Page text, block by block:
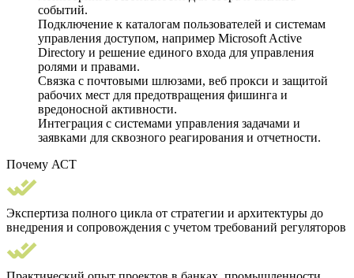
событий.
Подключение к каталогам пользователей и системам
управления доступом, например Microsoft Active
Directory и решение единого входа для управления
ролями и правами.
Связка с почтовыми шлюзами, веб прокси и защитой
рабочих мест для предотвращения фишинга и
вредоносной активности.
Интеграция с системами управления задачами и
заявками для сквозного реагирования и отчетности.
Почему АСТ
Экспертиза полного цикла от стратегии и архитектуры до
внедрения и сопровождения с учетом требований регуляторов